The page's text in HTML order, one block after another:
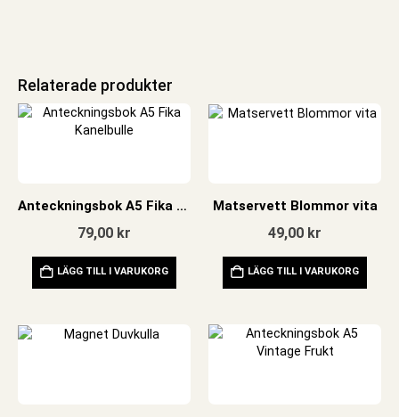
Relaterade produkter
Anteckningsbok A5 Fika Kanelbulle
79,00 kr
LÄGG TILL I VARUKORG
Matservett Blommor vita
49,00 kr
LÄGG TILL I VARUKORG